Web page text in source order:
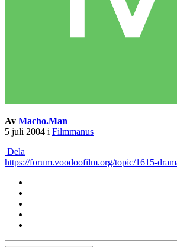
Av Macho.Man
5 juli 2004 i Filmmanus
Dela
https://forum.voodoofilm.org/topic/1615-